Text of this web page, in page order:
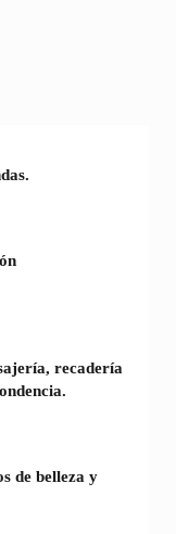
recadería
de belleza y